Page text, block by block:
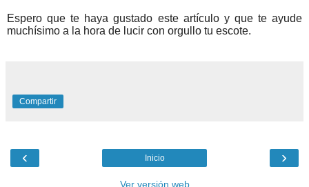
Espero que te haya gustado este artículo y que te ayude
muchísimo a la hora de lucir con orgullo tu escote.
Compartir
‹ ›
Inicio
Ver versión web